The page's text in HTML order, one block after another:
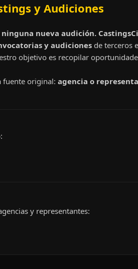
y Audiciones
nueva audición.
y audiciones de terceros
objetivo es recopilar
fuente original: agencia o
y representantes: